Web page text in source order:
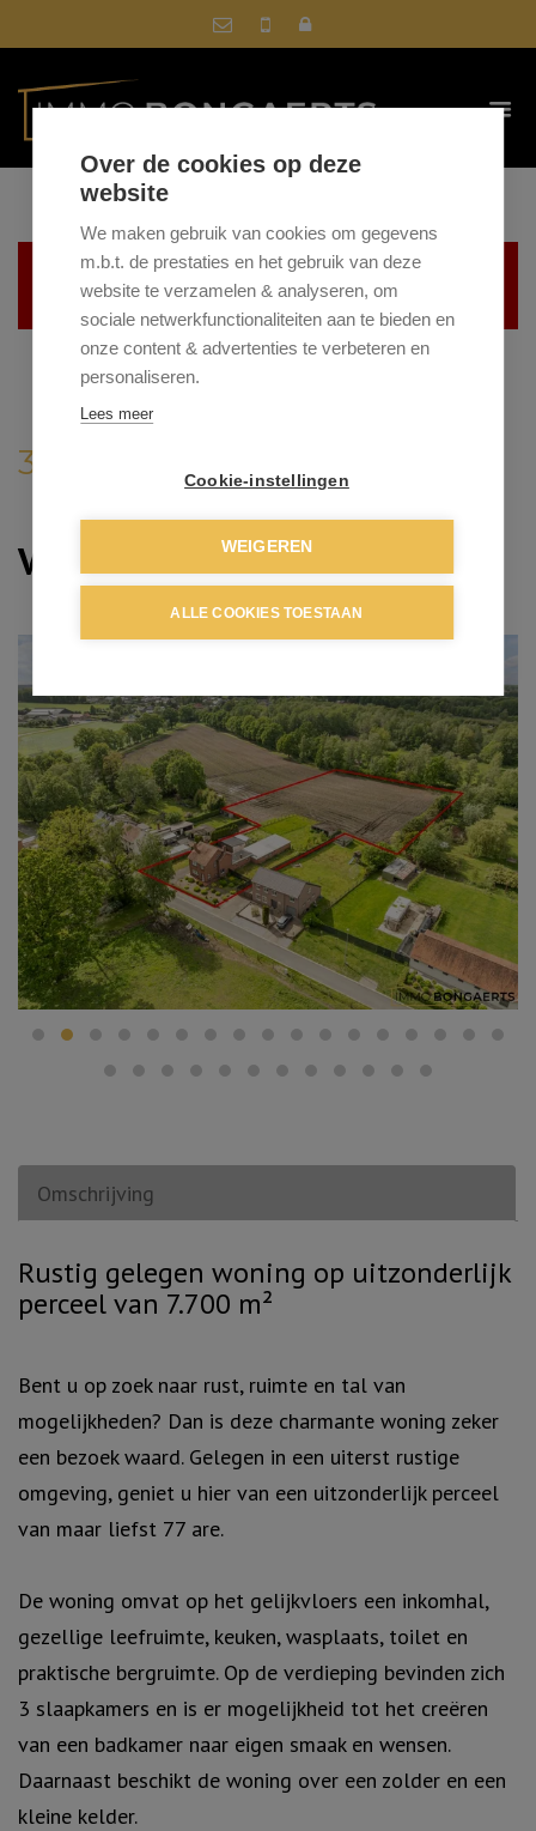
Helaas, dit pand is verkocht
3660 OPGLABBEEK
Verkocht
Omschrijving
Omschrijving
Rustig gelegen woning op uitzonderlijk
perceel van 7.700 m²
Bent u op zoek naar rust, ruimte en tal van
mogelijkheden? Dan is deze charmante woning zeker
een bezoek waard. Gelegen in een uiterst rustige
omgeving, geniet u hier van een uitzonderlijk perceel
van maar liefst 77 are.
De woning omvat op het gelijkvloers een inkomhal,
gezellige leefruimte, keuken, wasplaats, toilet en
praktische bergruimte. Op de verdieping bevinden zich
3 slaapkamers en is er mogelijkheid tot het creëren
van een badkamer naar eigen smaak en wensen.
Daarnaast beschikt de woning over een zolder en een
kleine kelder.
Over de cookies op deze
website
We maken gebruik van cookies om gegevens
m.b.t. de prestaties en het gebruik van deze
website te verzamelen & analyseren, om
sociale netwerkfunctionaliteiten aan te bieden en
onze content & advertenties te verbeteren en
personaliseren.
Lees meer
Cookie-instellingen
WEIGEREN
ALLE COOKIES TOESTAAN